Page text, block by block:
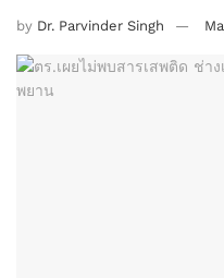
by Dr. Parvinder Singh